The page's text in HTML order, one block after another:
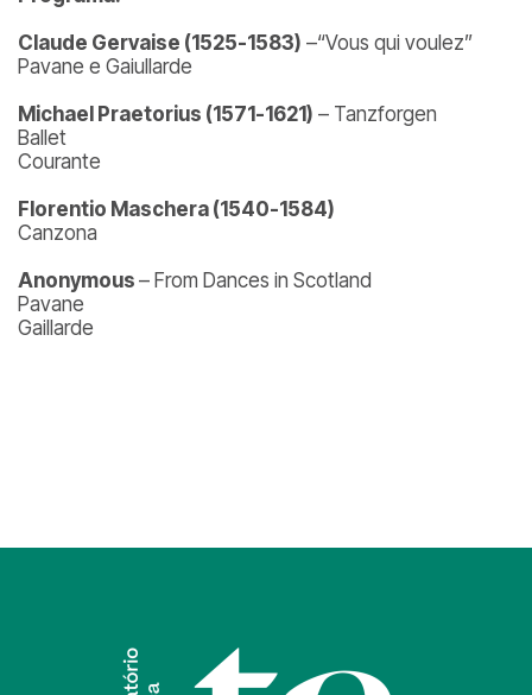
Claude Gervaise (1525-1583) –“Vous qui voulez”
Pavane e Gaiullarde
Michael Praetorius (1571-1621) – Tanzforgen
Ballet
Courante
Florentio Maschera (1540-1584)
Canzona
Anonymous – From Dances in Scotland
Pavane
Gaillarde